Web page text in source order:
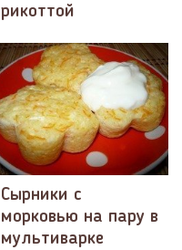
рикоттой
Сырники с
морковью на пару в
мультиварке